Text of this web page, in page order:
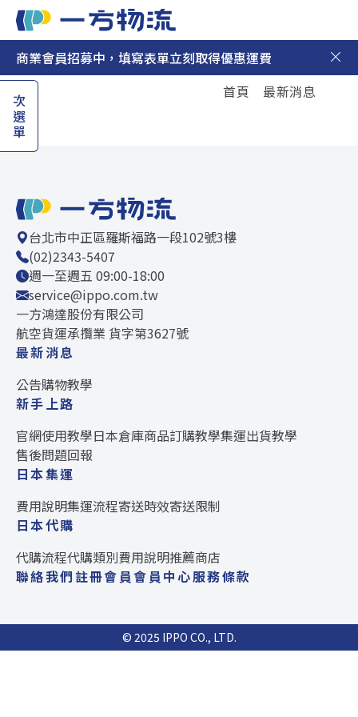
日本集運
日本代購
最新消息
新手上路
聯絡我們
商業會員招募中，填寫表單立刻取得優惠運費
首頁
最新消息
次選單
台北市中正區羅斯福路一段102號3樓
(02)2343-5407
週一至週五 09:00-18:00
service@ippo.com.tw
一方鴻達股份有限公司
航空貨運承攬業 貨字第3627號
最新消息
公告購物教學
新手上路
官網使用教學日本倉庫商品訂購教學集運出貨教學
售後問題回報
日本集運
費用說明集運流程寄送時效寄送限制
日本代購
代購流程代購類別費用說明推薦商店
聯絡我們 註冊會員會員中心服務條款
© 2025 IPPO CO., LTD.